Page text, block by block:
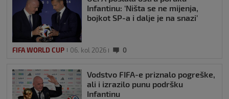
Infantinu: ‘Ništa se ne mijenja,
bojkot SP-a i dalje je na snazi’
FIFA WORLD CUP 06. kol 2026 0
Vodstvo FIFA-e priznalo pogreške,
ali i izrazilo punu podršku
Infantinu